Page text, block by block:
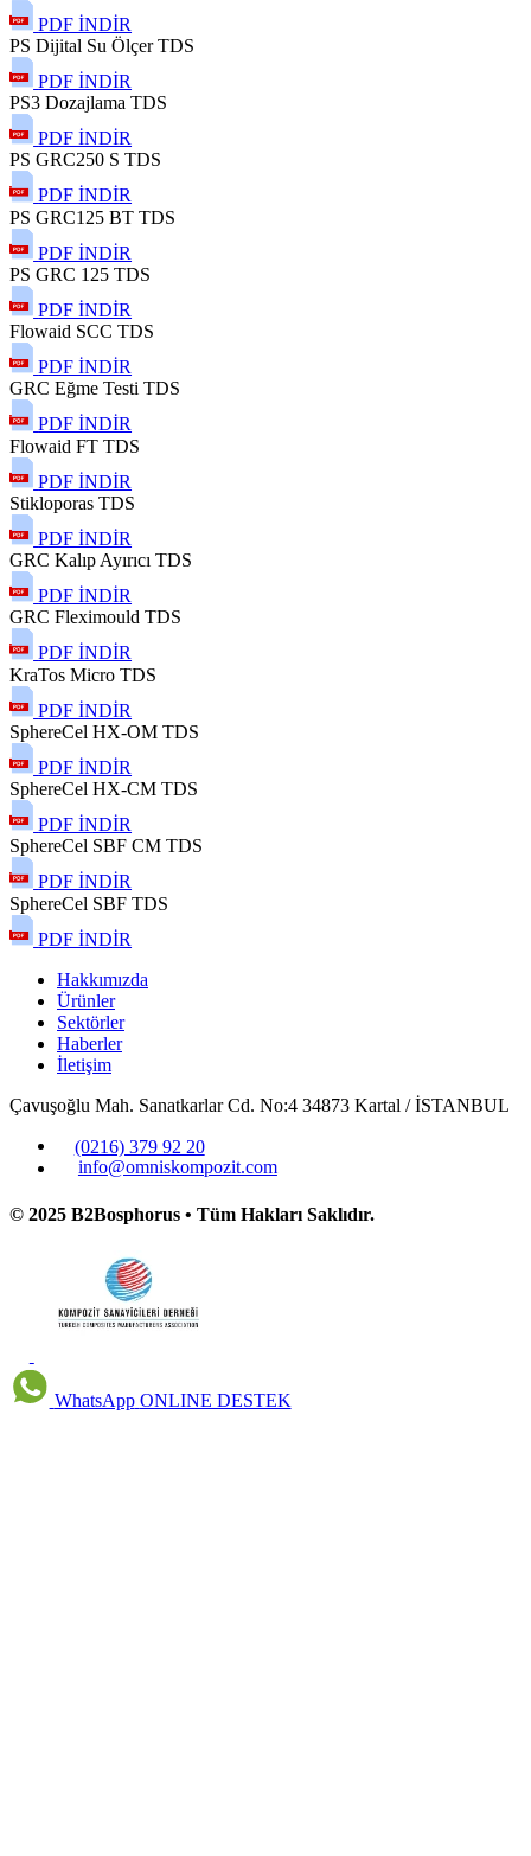
PDF İNDİR
PS Dijital Su Ölçer TDS
PDF İNDİR
PS3 Dozajlama TDS
PDF İNDİR
PS GRC250 S TDS
PDF İNDİR
PS GRC125 BT TDS
PDF İNDİR
PS GRC 125 TDS
PDF İNDİR
Flowaid SCC TDS
PDF İNDİR
GRC Eğme Testi TDS
PDF İNDİR
Flowaid FT TDS
PDF İNDİR
Stikloporas TDS
PDF İNDİR
GRC Kalıp Ayırıcı TDS
PDF İNDİR
GRC Fleximould TDS
PDF İNDİR
KraTos Micro TDS
PDF İNDİR
SphereCel HX-OM TDS
PDF İNDİR
SphereCel HX-CM TDS
PDF İNDİR
SphereCel SBF CM TDS
PDF İNDİR
SphereCel SBF TDS
PDF İNDİR
Hakkımızda
Ürünler
Sektörler
Haberler
İletişim
Çavuşoğlu Mah. Sanatkarlar Cd. No:4 34873 Kartal / İSTANBUL
(0216) 379 92 20
info@omniskompozit.com
© 2025 B2Bosphorus • Tüm Hakları Saklıdır.
WhatsApp ONLINE DESTEK